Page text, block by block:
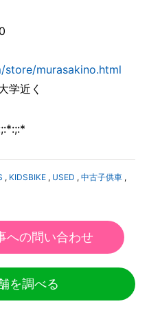
murasakino.html
学近く
, KIDSBIKE , USED , 中古子供車 ,
への問い合わせ
を調べる